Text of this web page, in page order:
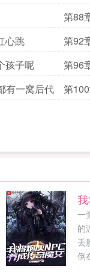
第88
心跳
第92
孩子呢
第96
有一窝后代 第
一
的
丢
倒